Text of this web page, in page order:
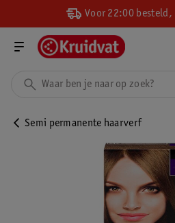
Voor 22:00 besteld,
Semi permanente haarverf